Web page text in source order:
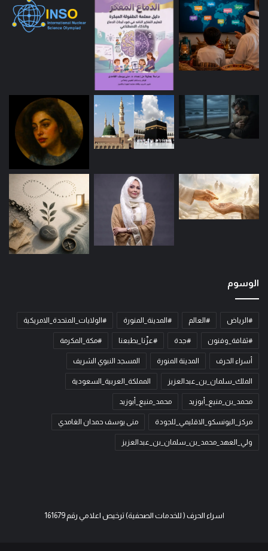
الوسوم
#الرياض #العالم #المدينة_المنورة #الولايات_المتحدة_الامريكية
#ثقافة_وفنون #جدة #عزّنا_بطبعنا #مكة_المكرمة
أسراء الحرف المدينة المنورة المسجد النبوي الشريف
الملك_سلمان_بن_عبدالعزيز المملكة_العربية_السعودية
محمد_بن_منيع_أبوزيد محمد_منيع_أبوزيد
مركز_اليونسكو_الاقليمي_للجودة منى يوسف حمدان الغامدي
ولي_العهد_محمد_بن_سلمان_بن_عبدالعزيز
اسراء الحرف ( للخدمات الصحفية) ترخيص اعلامي رقم 161679